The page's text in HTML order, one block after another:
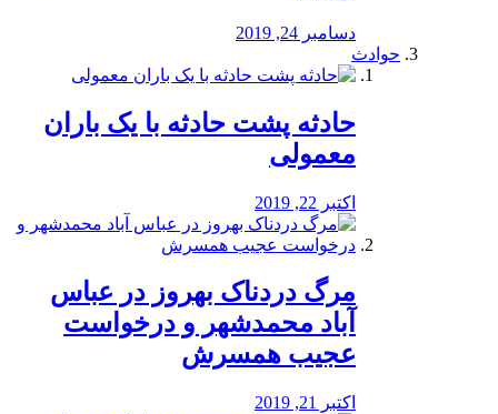
دسامبر 24, 2019
حوادث
️حادثه پشت حادثه با یک باران
معمولی
اکتبر 22, 2019
مرگ دردناک بهروز در عباس
آباد محمدشهر و درخواست
عجیب همسرش
اکتبر 21, 2019